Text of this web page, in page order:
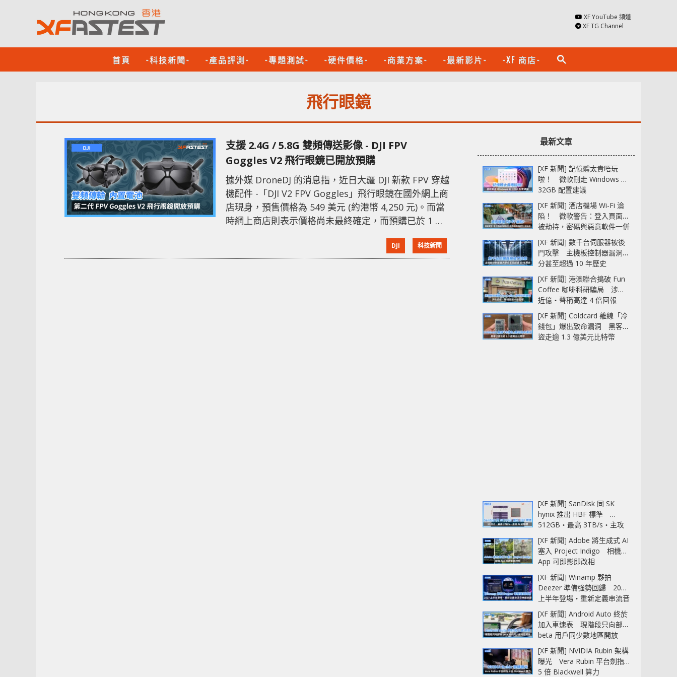
XF YouTube 頻道
XF TG Channel
首頁 -科技新聞- -產品評測- -專題測試- -硬件價格- -商業方案- -最新影片- -XF 商店- search
飛行眼鏡
支援 2.4G / 5.8G 雙頻傳送影像 - DJI FPV
Goggles V2 飛行眼鏡已開放預購
據外媒 DroneDJ 的消息指，近日大疆 DJI 新款 FPV 穿越
機配件 -「DJI V2 FPV Goggles」飛行眼鏡在國外網上商
店現身，預售價格為 549 美元 (約港幣 4,250 元)。而當
時網上商店則表示價格尚未最終確定，而預購已於 1 月
城，其售價上漲至 569 美元 (約港幣 4,410 元)。 這款產
品是舊版飛行眼鏡的升級版，外觀與上一代近乎一樣。
DJI 科技新聞
最新文章
[XF 新聞] 記憶體太貴唔玩
啦！ 微軟刪走 Windows 11
32GB 配置建議
[XF 新聞] 酒店機場 Wi-Fi 淪
陷！ 微軟警告：登入頁面可
被劫持，密碼與惡意軟件一併
中招
[XF 新聞] 數千台伺服器被後
門攻擊 主機板控制器漏洞部
分甚至超過 10 年歷史
[XF 新聞] 港澳聯合搗破 Fun
Coffee 咖啡科研騙局 涉款
近億‧聲稱高達 4 倍回報
[XF 新聞] Coldcard 離線「冷
錢包」爆出致命漏洞 黑客已
盜走逾 1.3 億美元比特幣
[XF 新聞] SanDisk 同 SK
hynix 推出 HBF 標準
512GB‧最高 3TB/s‧主攻
AI 記憶體
[XF 新聞] Adobe 將生成式 AI
塞入 Project Indigo 相機
App 可即影即改相
[XF 新聞] Winamp 夥拍
Deezer 準備強勢回歸 2027
上半年登場‧重新定義串流音
樂播放器
[XF 新聞] Android Auto 終於
加入車速表 現階段只向部分
beta 用戶同少數地區開放
[XF 新聞] NVIDIA Rubin 架構
曝光 Vera Rubin 平台劍指
5 倍 Blackwell 算力